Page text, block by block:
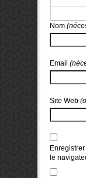
Nom
Email
Site Web
le